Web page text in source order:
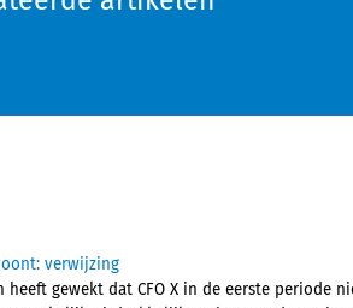
verwijzing
gewekt dat CFO X in de eerste periode